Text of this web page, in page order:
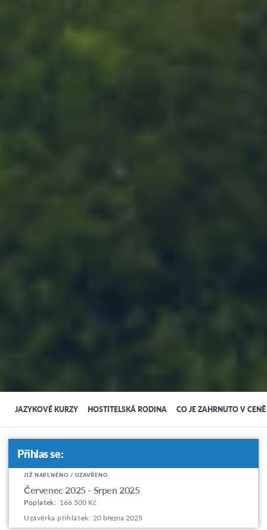
JAZYKOVÉ KURZY HOSTITELSKÁ RODINA CO JE ZAHRNUTO V
Přihlas se:
Apply
to
this
program
JIŽ NAPLNĚNO / UZAVŘENO
Červenec 2025 - Srpen 2025
Poplatek: 166 500 Kč
Uzávěrka přihlášek: 20 března 2025